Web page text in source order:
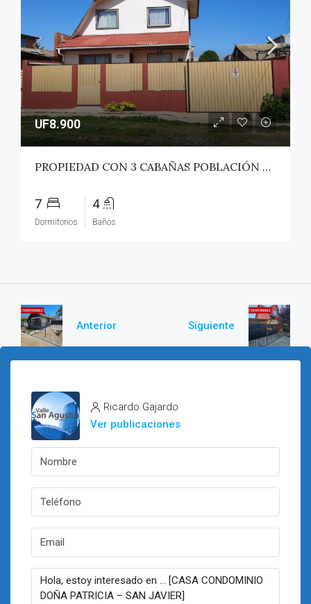
UF8.900
PROPIEDAD CON 3 CABAÑAS POBLACIÓN ROSS – PICHILEMU
7
Dormitorios
4
Baños
Anterior Siguiente
Ricardo Gajardo
Ver publicaciones